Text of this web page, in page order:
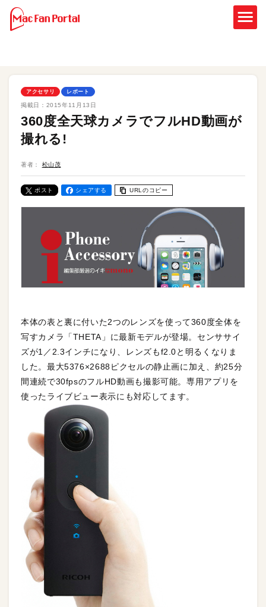
アクセサリ レポート
掲載日： 2015年11月13日
360度全天球カメラでフルHD動画が
撮れる!
著者： 松山茂
ポスト シェアする URLのコピー
本体の表と裏に付いた2つのレンズを使って360度全体を
写すカメラ「THETA」に最新モデルが登場。センササイ
ズが1／2.3インチになり、レンズもf2.0と明るくなりま
した。最大5376×2688ピクセルの静止画に加え、約25分
間連続で30fpsのフルHD動画も撮影可能。専用アプリを
使ったライブビュー表示にも対応してます。